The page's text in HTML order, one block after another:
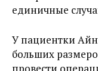
единичные
У пациентки
больших